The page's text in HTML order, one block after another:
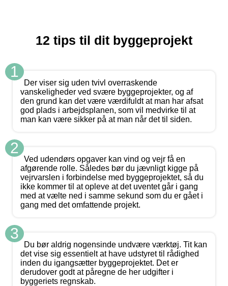
12 tips til dit byggeprojekt
1
Der viser sig uden tvivl overraskende
vanskeligheder ved svære byggeprojekter, og af
den grund kan det være værdifuldt at man har afsat
god plads i arbejdsplanen, som vil medvirke til at
man kan være sikker på at man når det til siden.
2
Ved udendørs opgaver kan vind og vejr få en
afgørende rolle. Således bør du jævnligt kigge på
vejrvarslen i forbindelse med byggeprojektet, så du
ikke kommer til at opleve at det uventet går i gang
med at vælte ned i samme sekund som du er gået i
gang med det omfattende projekt.
3
Du bør aldrig nogensinde undvære værktøj. Tit kan
det vise sig essentielt at have udstyret til rådighed
inden du igangsætter byggeprojektet. Det er
derudover godt at påregne de her udgifter i
byggeriets regnskab.